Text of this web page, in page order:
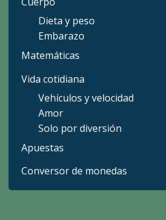
Dieta y peso
Embarazo
Matemáticas
Vida cotidiana
Vehículos y velocidad
Amor
Solo por diversión
Apuestas
Conversor de monedas